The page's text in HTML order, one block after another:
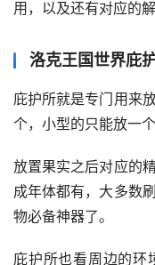
用，以及还有对应的
洛克王国世界庇
庇护所就是专门用来
个，小型的只能放一个
放置果实之后对应的
成年体都有，大多数
物必备神器了。
庇护所也看周边的环